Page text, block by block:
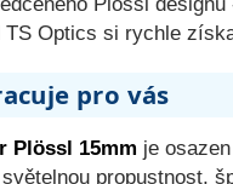
Optics si rychle
pro vás
Plössl 15mm je
propustnost,